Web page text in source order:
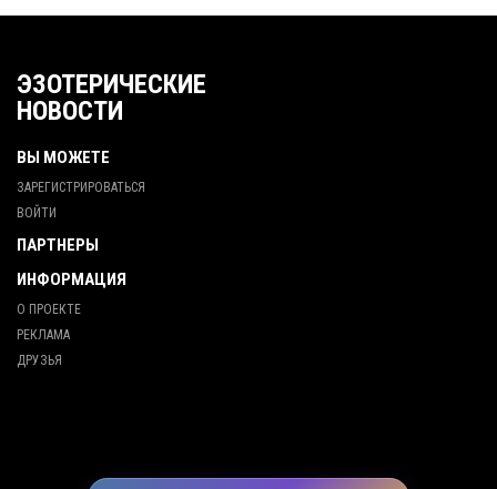
ЭЗОТЕРИЧЕСКИЕ
НОВОСТИ
ВЫ МОЖЕТЕ
ЗАРЕГИСТРИРОВАТЬСЯ
ВОЙТИ
ПАРТНЕРЫ
ИНФОРМАЦИЯ
О ПРОЕКТЕ
РЕКЛАМА
ДРУЗЬЯ